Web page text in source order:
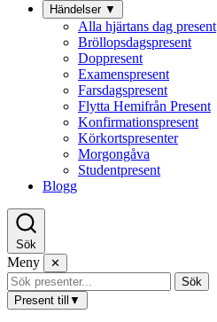
Händelser ▼
Alla hjärtans dag present
Bröllopsdagspresent
Doppresent
Examenspresent
Farsdagspresent
Flytta Hemifrån Present
Konfirmationspresent
Körkortspresenter
Morgongåva
Studentpresent
Blogg
Sök
Meny
✕
Sök
Present till ▼